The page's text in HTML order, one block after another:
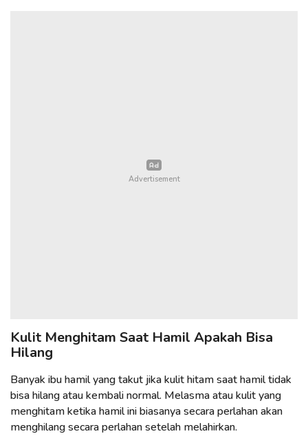
Kulit Menghitam Saat Hamil Apakah Bisa
Hilang
Banyak ibu hamil yang takut jika kulit hitam saat hamil tidak
bisa hilang atau kembali normal. Melasma atau kulit yang
menghitam ketika hamil ini biasanya secara perlahan akan
menghilang secara perlahan setelah melahirkan.